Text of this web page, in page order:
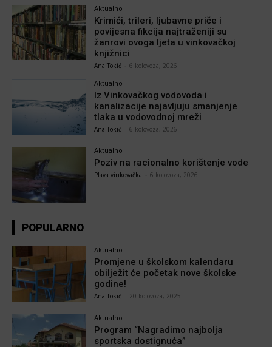
Aktualno
Krimići, trileri, ljubavne priče i
povijesna fikcija najtraženiji su
žanrovi ovoga ljeta u vinkovačkoj
knjižnici
Ana Tokić 6 kolovoza, 2026
Aktualno
Iz Vinkovačkog vodovoda i
kanalizacije najavljuju smanjenje
tlaka u vodovodnoj mreži
Ana Tokić 6 kolovoza, 2026
Aktualno
Poziv na racionalno korištenje vode
Plava vinkovačka 6 kolovoza, 2026
POPULARNO
Aktualno
Promjene u školskom kalendaru
obilježit će početak nove školske
godine!
Ana Tokić 20 kolovoza, 2025
Aktualno
Program “Nagradimo najbolja
sportska dostignuća”